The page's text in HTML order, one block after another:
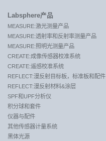
Labsphere产品
MEASURE:激光测量产品
MEASURE:透射率和反射率测量产品
MEASURE:照明光测量产品
CREATE:成像传感器校准系统
CREATE:遥感校准系统
REFLECT:漫反射目标板，标准板和配件
REFLECT:漫反射材料&涂层
SPF和UPF分析仪
积分球和套件
仪器与配件
其他传感器计量系统
黑体光源